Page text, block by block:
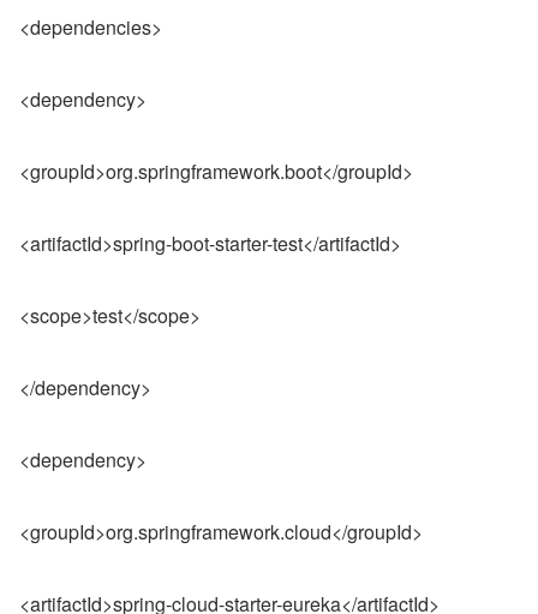
<dependencies>
<dependency>
<groupId>org.springframework.boot</groupId>
<artifactId>spring-boot-starter-test</artifactId>
<scope>test</scope>
</dependency>
<dependency>
<groupId>org.springframework.cloud</groupId>
<artifactId>spring-cloud-starter-eureka</artifactId>